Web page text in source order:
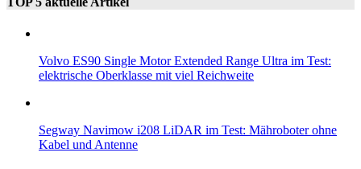
Volvo ES90 Single Motor Extended Range Ultra im Test:
elektrische Oberklasse mit viel Reichweite
Segway Navimow i208 LiDAR im Test: Mähroboter ohne
Kabel und Antenne